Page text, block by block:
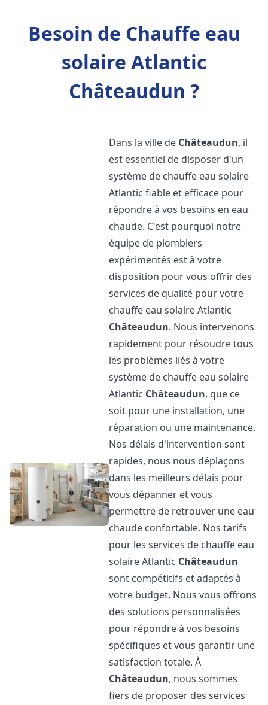
Besoin de Chauffe eau
solaire Atlantic
Châteaudun ?
Dans la ville de Châteaudun, il
est essentiel de disposer d'un
système de chauffe eau solaire
Atlantic fiable et efficace pour
répondre à vos besoins en eau
chaude. C'est pourquoi notre
équipe de plombiers
expérimentés est à votre
disposition pour vous offrir des
services de qualité pour votre
chauffe eau solaire Atlantic
Châteaudun. Nous intervenons
rapidement pour résoudre tous
les problèmes liés à votre
système de chauffe eau solaire
Atlantic Châteaudun, que ce
soit pour une installation, une
réparation ou une maintenance.
Nos délais d'intervention sont
rapides, nous nous déplaçons
dans les meilleurs délais pour
vous dépanner et vous
permettre de retrouver une eau
chaude confortable. Nos tarifs
pour les services de chauffe eau
solaire Atlantic Châteaudun
sont compétitifs et adaptés à
votre budget. Nous vous offrons
des solutions personnalisées
pour répondre à vos besoins
spécifiques et vous garantir une
satisfaction totale. À
Châteaudun, nous sommes
fiers de proposer des services